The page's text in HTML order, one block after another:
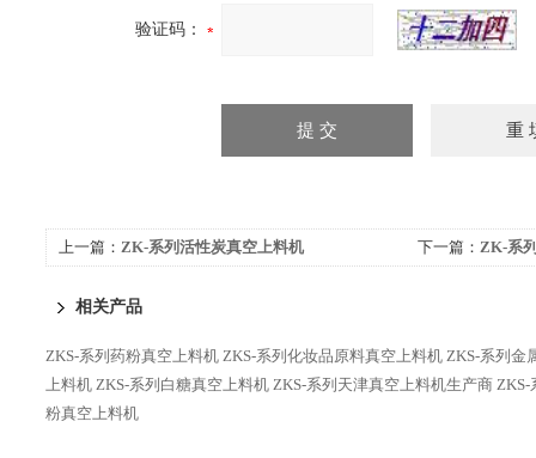
验证码：
上一篇： ZK-系列活性炭真空上料机 下一篇： ZK-系
相关产品
ZKS-系列药粉真空上料机 ZKS-系列化妆品原料真空上料机 ZKS-系列金
上料机 ZKS-系列白糖真空上料机 ZKS-系列天津真空上料机生产商 ZKS-
粉真空上料机